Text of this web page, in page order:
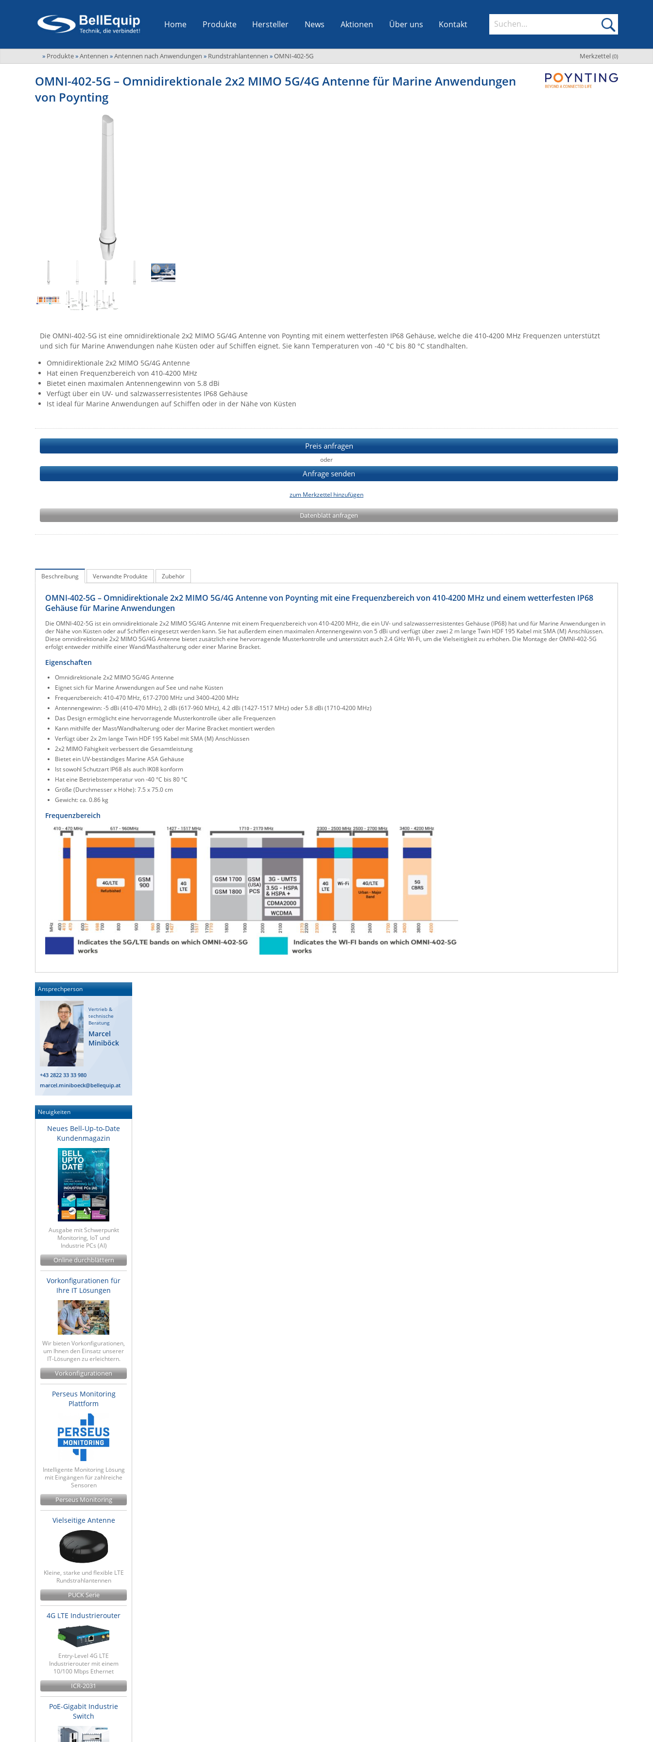
Home Produkte Hersteller News Aktionen Über uns Kontakt
Merkzettel (0)
» Produkte»Antennen »Antennen nach Anwendungen » Rundstrahlantennen »OMNI-402-5G
OMNI-402-5G – Omnidirektionale 2x2 MIMO 5G/4G Antenne für Marine Anwendungen
von Poynting
Die OMNI-402-5G ist eine omnidirektionale 2x2 MIMO 5G/4G Antenne von Poynting mit einem wetterfesten IP68 Gehäuse, welche die 410-4200 MHz Frequenzen unterstützt
und sich für Marine Anwendungen nahe Küsten oder auf Schiffen eignet. Sie kann Temperaturen von -40 °C bis 80 °C standhalten.
Omnidirektionale 2x2 MIMO 5G/4G Antenne
Hat einen Frequenzbereich von 410-4200 MHz
Bietet einen maximalen Antennengewinn von 5.8 dBi
Verfügt über ein UV- und salzwasserresistentes IP68 Gehäuse
Ist ideal für Marine Anwendungen auf Schiffen oder in der Nähe von Küsten
Preis anfragen
oder
Anfrage senden
zum Merkzettel hinzufügen
Datenblatt anfragen
Beschreibung Verwandte Produkte Zubehör
OMNI-402-5G – Omnidirektionale 2x2 MIMO 5G/4G Antenne von Poynting mit eine Frequenzbereich von 410-4200 MHz und einem wetterfesten IP68
Gehäuse für Marine Anwendungen
Die OMNI-402-5G ist ein omnidirektionale 2x2 MIMO 5G/4G Antenne mit einem Frequenzbereich von 410-4200 MHz, die ein UV- und salzwasserresistentes Gehäuse (IP68) hat und für Marine Anwendungen in
der Nähe von Küsten oder auf Schiffen eingesetzt werden kann. Sie hat außerdem einen maximalen Antennengewinn von 5 dBi und verfügt über zwei 2 m lange Twin HDF 195 Kabel mit SMA (M) Anschlüssen.
Diese omnidirektionale 2x2 MIMO 5G/4G Antenne bietet zusätzlich eine hervorragende Musterkontrolle und unterstützt auch 2.4 GHz Wi-Fi, um die Vielseitigkeit zu erhöhen. Die Montage der OMNI-402-5G
erfolgt entweder mithilfe einer Wand/Masthalterung oder einer Marine Bracket.
Eigenschaften
Omnidirektionale 2x2 MIMO 5G/4G Antenne
Eignet sich für Marine Anwendungen auf See und nahe Küsten
Frequenzbereich: 410-470 MHz, 617-2700 MHz und 3400-4200 MHz
Antennengewinn: -5 dBi (410-470 MHz), 2 dBi (617-960 MHz), 4.2 dBi (1427-1517 MHz) oder 5.8 dBi (1710-4200 MHz)
Das Design ermöglicht eine hervorragende Musterkontrolle über alle Frequenzen
Kann mithilfe der Mast/Wandhalterung oder der Marine Bracket montiert werden
Verfügt über 2x 2m lange Twin HDF 195 Kabel mit SMA (M) Anschlüssen
2x2 MIMO Fähigkeit verbessert die Gesamtleistung
Bietet ein UV-beständiges Marine ASA Gehäuse
Ist sowohl Schutzart IP68 als auch IK08 konform
Hat eine Betriebstemperatur von -40 °C bis 80 °C
Größe (Durchmesser x Höhe): 7.5 x 75.0 cm
Gewicht: ca. 0.86 kg
Frequenzbereich
Ansprechperson
Vertrieb &
technische
Beratung
Marcel
Miniböck
+43 2822 33 33 980
marcel.miniboeck@bellequip.at
Neuigkeiten
Neues Bell-Up-to-Date
Kundenmagazin
Ausgabe mit Schwerpunkt
Monitoring, IoT und
Industrie PCs (AI)
Online durchblättern
Vorkonfigurationen für
Ihre IT Lösungen
Wir bieten Vorkonfigurationen,
um Ihnen den Einsatz unserer
IT-Lösungen zu erleichtern.
Vorkonfigurationen
Perseus Monitoring
Plattform
Intelligente Monitoring Lösung
mit Eingängen für zahlreiche
Sensoren
Perseus Monitoring
Vielseitige Antenne
Kleine, starke und flexible LTE
Rundstrahlantennen
PUCK Serie
4G LTE Industrierouter
Entry-Level 4G LTE
Industrierouter mit einem
10/100 Mbps Ethernet
ICR-2031
PoE-Gigabit Industrie
Switch